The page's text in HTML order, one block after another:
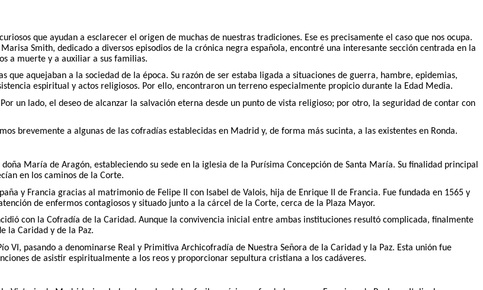
que ayudan a esclarecer el origen de muchas de nuestras tradiciones. Ese es precisamente el caso que nos ocupa.
Marisa Smith, dedicado a diversos episodios de la crónica negra española, encontré una interesante sección centrada en la
a muerte y a auxiliar a sus familias.
que aquejaban a la sociedad de la época. Su razón de ser estaba ligada a situaciones de guerra, hambre, epidemias,
espiritual y actos religiosos. Por ello, encontraron un terreno especialmente propicio durante la Edad Media.
un lado, el deseo de alcanzar la salvación eterna desde un punto de vista religioso; por otro, la seguridad de contar con
brevemente a algunas de las cofradías establecidas en Madrid y, de forma más sucinta, a las existentes en Ronda.
María de Aragón, estableciendo su sede en la iglesia de la Purísima Concepción de Santa María. Su finalidad principal
en los caminos de la Corte.
y Francia gracias al matrimonio de Felipe II con Isabel de Valois, hija de Enrique II de Francia. Fue fundada en 1565 y
de enfermos contagiosos y situado junto a la cárcel de la Corte, cerca de la Plaza Mayor.
con la Cofradía de la Caridad. Aunque la convivencia inicial entre ambas instituciones resultó complicada, finalmente
la Caridad y de la Paz.
pasando a denominarse Real y Primitiva Archicofradía de Nuestra Señora de la Caridad y la Paz. Esta unión fue
de asistir espiritualmente a los reos y proporcionar sepultura cristiana a los cadáveres.